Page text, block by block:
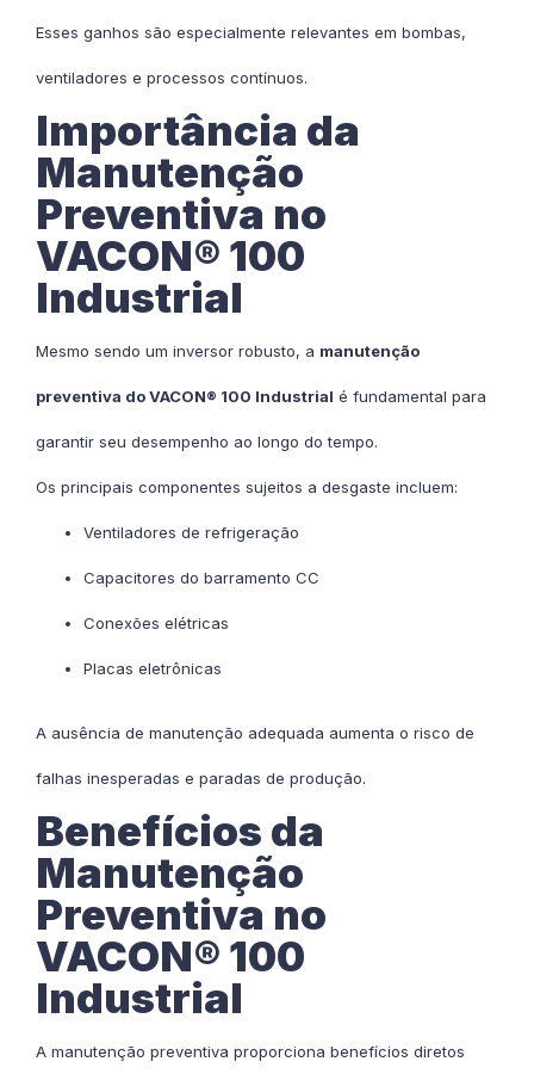
Esses ganhos são especialmente relevantes em bombas,
ventiladores e processos contínuos.
Importância da
Manutenção
Preventiva no
VACON® 100
Industrial
Mesmo sendo um inversor robusto, a manutenção
preventiva do VACON® 100 Industrial é fundamental para
garantir seu desempenho ao longo do tempo.
Os principais componentes sujeitos a desgaste incluem:
Ventiladores de refrigeração
Capacitores do barramento CC
Conexões elétricas
Placas eletrônicas
A ausência de manutenção adequada aumenta o risco de
falhas inesperadas e paradas de produção.
Benefícios da
Manutenção
Preventiva no
VACON® 100
Industrial
A manutenção preventiva proporciona benefícios diretos